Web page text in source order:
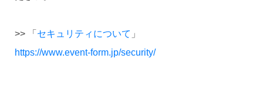
>> 「 セキュリティについて 」
https://www.event-form.jp/security/